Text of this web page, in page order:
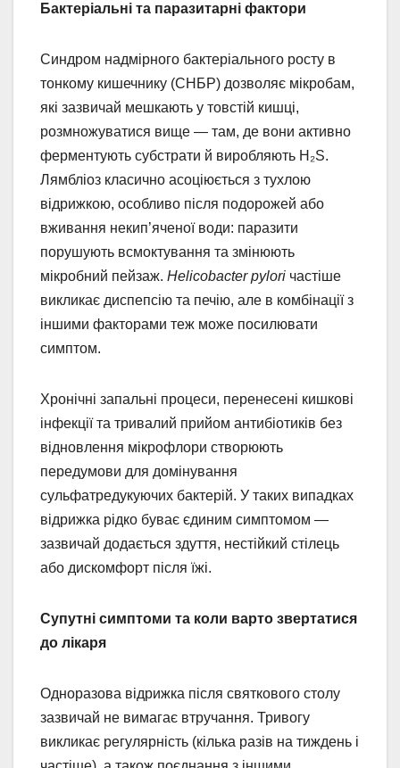
Бактеріальні та паразитарні фактори
Синдром надмірного бактеріального росту в
тонкому кишечнику (СНБР) дозволяє мікробам,
які зазвичай мешкають у товстій кишці,
розмножуватися вище — там, де вони активно
ферментують субстрати й виробляють H₂S.
Лямбліоз класично асоціюється з тухлою
відрижкою, особливо після подорожей або
вживання некип’яченої води: паразити
порушують всмоктування та змінюють
мікробний пейзаж. Helicobacter pylori частіше
викликає диспепсію та печію, але в комбінації з
іншими факторами теж може посилювати
симптом.
Хронічні запальні процеси, перенесені кишкові
інфекції та тривалий прийом антибіотиків без
відновлення мікрофлори створюють
передумови для домінування
сульфатредукуючих бактерій. У таких випадках
відрижка рідко буває єдиним симптомом —
зазвичай додається здуття, нестійкий стілець
або дискомфорт після їжі.
Супутні симптоми та коли варто звертатися
до лікаря
Одноразова відрижка після святкового столу
зазвичай не вимагає втручання. Тривогу
викликає регулярність (кілька разів на тиждень і